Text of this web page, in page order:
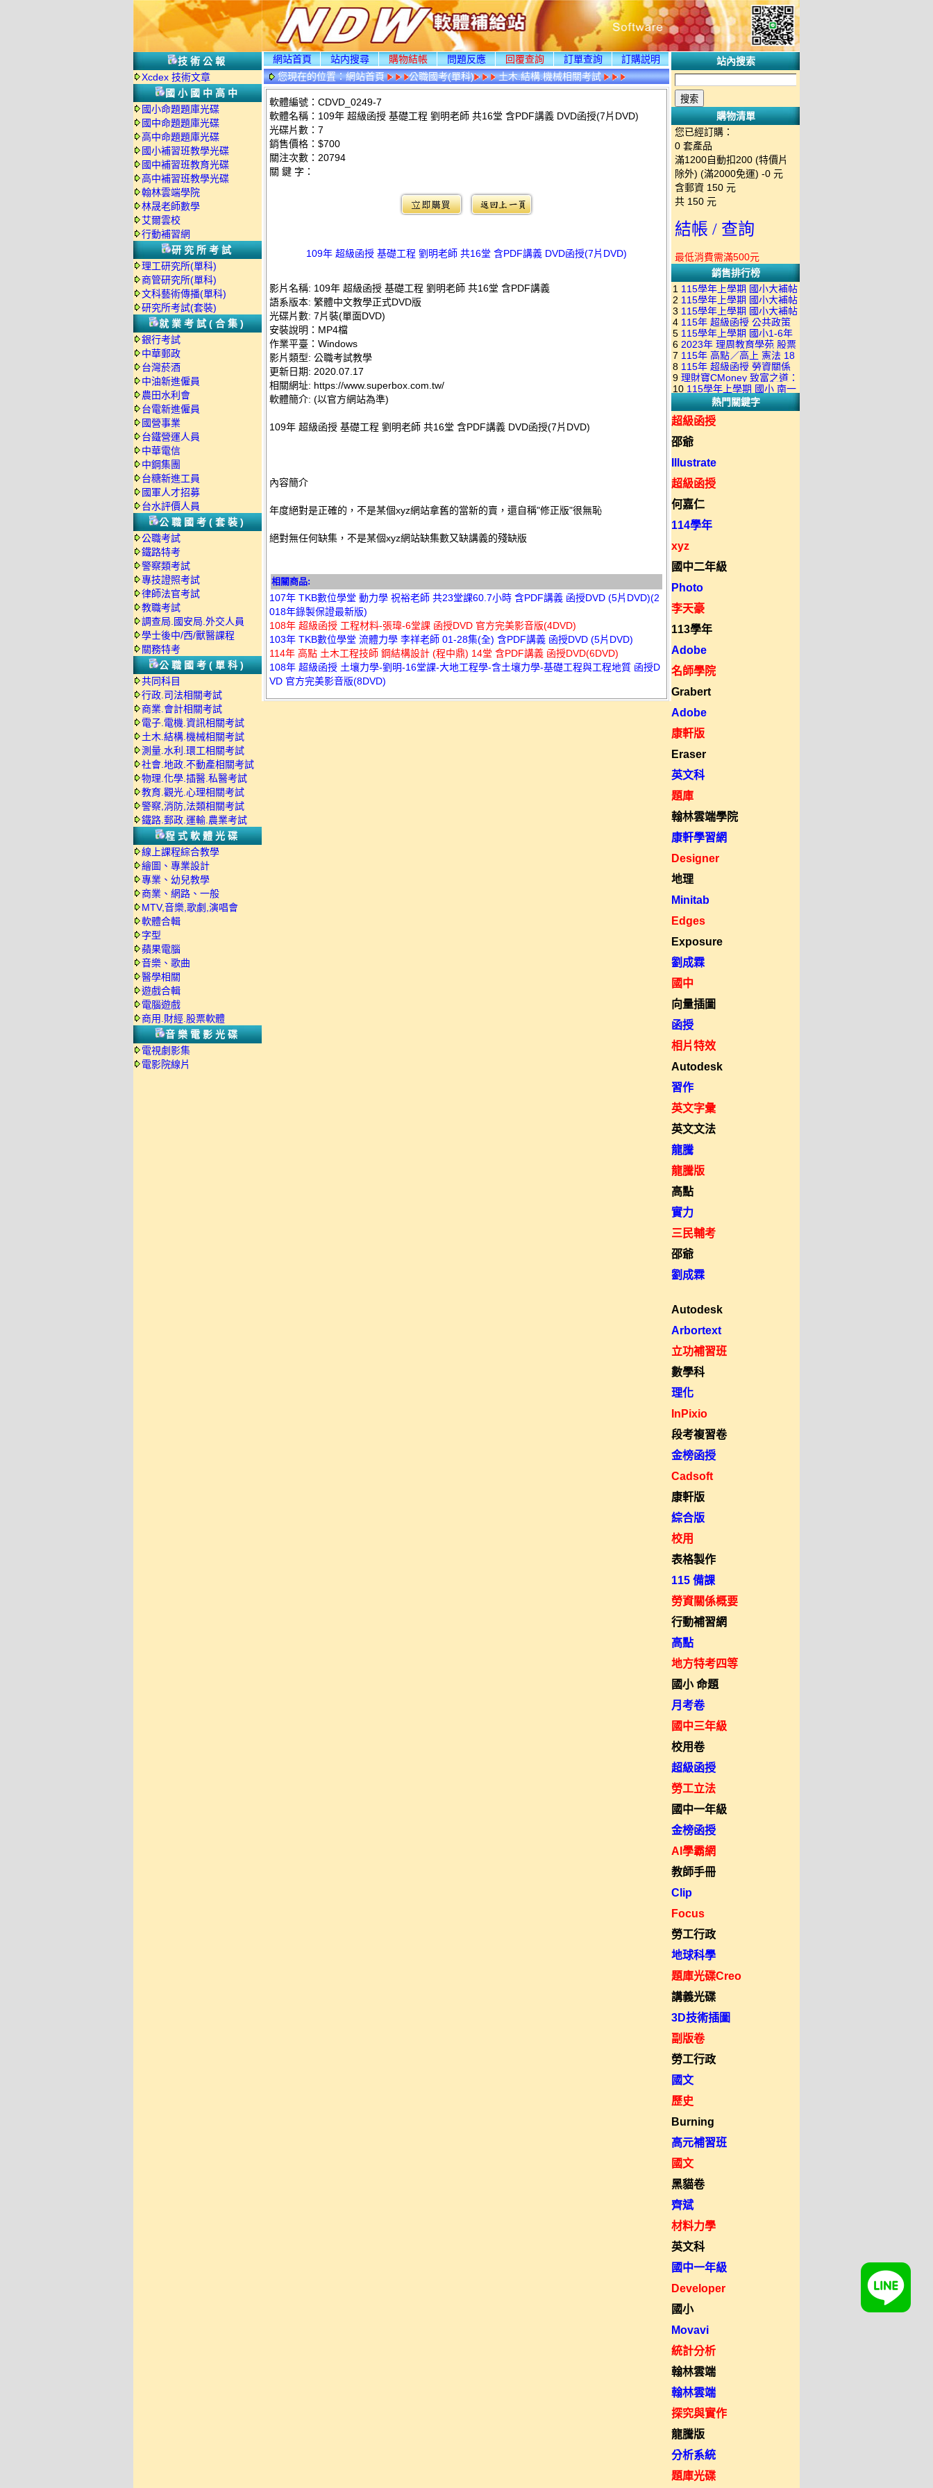
技術公報
Xcdex 技術文章
國小國中高中
國小命題題庫光碟
國中命題題庫光碟
高中命題題庫光碟
國小補習班教學光碟
國中補習班教育光碟
高中補習班教學光碟
翰林雲端學院
林晟老師數學
艾爾雲校
行動補習網
研究所考試
理工研究所(單科)
商管研究所(單科)
文科藝術傳播(單科)
研究所考試(套裝)
就業考試(合集)
銀行考試
中華郵政
台灣菸酒
中油新進僱員
農田水利會
台電新進僱員
國營事業
台鐵營運人員
中華電信
中鋼集團
台糖新進工員
國軍人才招募
台水評價人員
公職國考(套裝)
公職考試
鐵路特考
警察類考試
專技證照考試
律師法官考試
教職考試
調查局.國安局.外交人員
學士後中/西/獸醫課程
關務特考
公職國考(單科)
共同科目
行政.司法相關考試
商業.會計相關考試
電子.電機.資訊相關考試
土木.結構.機械相關考試
測量.水利.環工相關考試
社會.地政.不動產相關考試
物理.化學.插醫.私醫考試
教育.觀光.心理相關考試
警察,消防,法類相關考試
鐵路.郵政.運輸.農業考試
程式軟體光碟
線上課程綜合教學
繪圖、專業設計
專業、幼兒教學
商業、網路、一般
MTV,音樂,歌劇,演唱會
軟體合輯
字型
蘋果電腦
音樂、歌曲
醫學相關
遊戲合輯
電腦遊戲
商用.財經.股票軟體
音樂電影光碟
電視劇影集
電影院線片
網站首頁 站内搜尋 購物結帳 問題反應 回覆查詢 訂單查詢
訂購説明
您現在的位置：網站首頁 公職國考(單科)
土木.結構.機械相關考試
光碟詳情
軟體編號：CDVD_0249-7
軟體名稱：109年 超級函授 基礎工程 劉明老師 共16堂 含PDF講義 DVD函授(7片DVD)
光碟片數：7
銷售價格：$700
關注次數： 20794
關 鍵 字：
109年 超級函授 基礎工程 劉明老師 共16堂 含PDF講義 DVD函授(7片DVD)
影片名稱: 109年 超級函授 基礎工程 劉明老師 共16堂 含PDF講義
語系版本: 繁體中文教學正式DVD版
光碟片數: 7片裝(單面DVD)
安裝說明：MP4檔
作業平臺：Windows
影片類型: 公職考試教學
更新日期: 2020.07.17
相關網址: https://www.superbox.com.tw/
軟體簡介: (以官方網站為準)
109年 超級函授 基礎工程 劉明老師 共16堂 含PDF講義 DVD函授(7片DVD)
內容簡介
年度絕對是正確的，不是某個xyz網站拿舊的當新的賣，還自稱"修正版"很無恥
絕對無任何缺集，不是某個xyz網站缺集數又缺講義的殘缺版
相關商品:
107年 TKB數位學堂 動力學 祝裕老師 共23堂課60.7小時 含PDF講義 函授DVD (5片DVD)(2
018年錄製保證最新版)
108年 超級函授 工程材料-張瑋-6堂課 函授DVD 官方完美影音版(4DVD)
103年 TKB數位學堂 流體力學 李祥老師 01-28集(全) 含PDF講義 函授DVD (5片DVD)
114年 高點 土木工程技師 鋼結構設計 (程中鼎) 14堂 含PDF講義 函授DVD(6DVD)
108年 超級函授 土壤力學-劉明-16堂課-大地工程學-含土壤力學-基礎工程與工程地質 函授D
VD 官方完美影音版(8DVD)
站內搜索
購物清單
您已經訂購：
0 套產品
滿1200自動扣200 (特價片
除外) (滿2000免運) -0 元
含郵資 150 元
共 150 元
結帳 / 查詢
最低消費需滿500元
銷售排行榜
1 115學年上學期 國小大補帖
南一版 國語+數學+社會+生活
+自然 1-6年級 教學光碟DVD
版(3DVD)
2 115學年上學期 國小大補帖
康軒版 國語+數學+社會+生活
+自然 1-6年級 教學光碟DVD
版(3DVD)
3 115學年上學期 國小大補帖
翰林版 國語+數學+社會+生活
+自然 1-6年級 教學光碟DVD
版(3DVD)
4 115年 超級函授 公共政策
22堂課+總複習 張楚老師 含
PDF講義 函授DVD(9DVD)
5 115學年上學期 國小1-6年
級 習作解答(含康軒.南一.翰林
全版本.全科目)合輯版 DVD版
6 2023年 理周教育學苑 股票
當沖煉金術 主講：朱家泓 國
語發音 DVD版
7 115年 高點／高上 憲法 18
堂課 宗台大老師 含PDF講義
函授DVD(8DVD)【適用於律
師司法考試】
8 115年 超級函授 勞資關係
概要 11堂課+總複習 陸川老
師 含PDF講義 函授
DVD(5DVD)
9 理財寶CMoney 致富之道：
上班族飆股攻略班 主講：朱
家泓+林穎 國語發音 DVD版
10 115學年上學期 國小 南一
版 教師手冊(全年級、全領域)
教學光碟DVD版
熱門關鍵字
超級函授
邵爺
Illustrate
超級函授
何嘉仁
114學年
xyz
國中二年級
Photo
李天豪
113學年
Adobe
名師學院
Grabert
Adobe
康軒版
Eraser
英文科
題庫
翰林雲端學院
康軒學習網
Designer
地理
Minitab
Edges
Exposure
劉成霖
國中
向量插圖
函授
相片特效
Autodesk
習作
英文字彙
英文文法
龍騰
龍騰版
高點
實力
三民輔考
邵爺
劉成霖
Autodesk
Arbortext
立功補習班
數學科
理化
InPixio
段考複習卷
金榜函授
Cadsoft
康軒版
綜合版
校用
表格製作
115 備課
勞資關係概要
行動補習網
高點
地方特考四等
國小 命題
月考卷
國中三年級
校用卷
超級函授
勞工立法
國中一年級
金榜函授
AI學霸網
教師手冊
Clip
Focus
勞工行政
地球科學
題庫光碟Creo
講義光碟
3D技術插圖
副版卷
勞工行政
國文
歷史
Burning
高元補習班
國文
黑貓卷
齊斌
材料力學
英文科
國中一年級
Developer
國小
Movavi
統計分析
翰林雲端
翰林雲端
探究與實作
龍騰版
分析系統
題庫光碟